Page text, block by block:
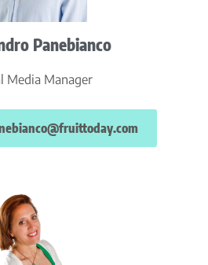
Panebianco
Media Manager